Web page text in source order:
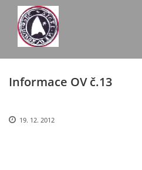
AKTUALITY
ZE SCHŮZÍ
Informace OV č.13
19. 12. 2012